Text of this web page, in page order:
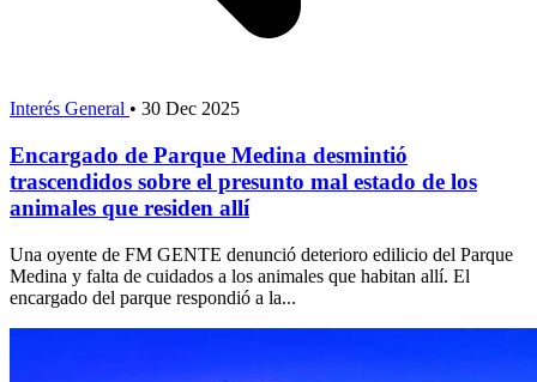
Interés General • 30 Dec 2025
Encargado de Parque Medina desmintió
trascendidos sobre el presunto mal estado de los
animales que residen allí
Una oyente de FM GENTE denunció deterioro edilicio del Parque
Medina y falta de cuidados a los animales que habitan allí. El
encargado del parque respondió a la...